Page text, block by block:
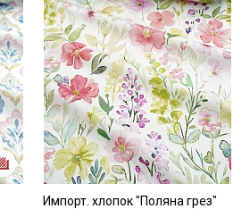
Импорт. хлопок "Поляна грез"